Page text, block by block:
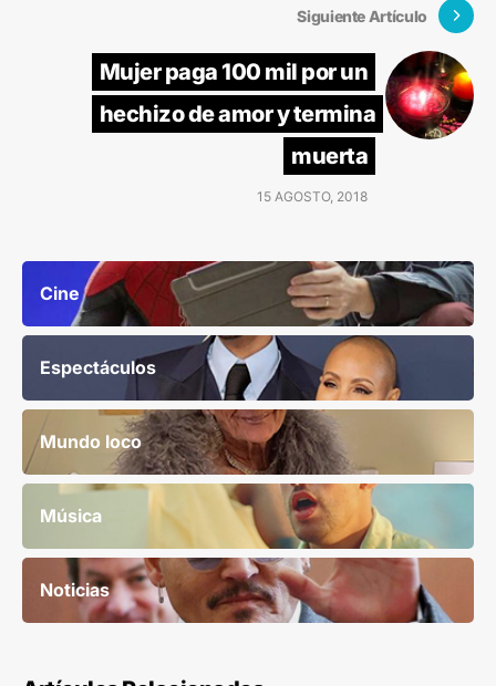
Siguiente Artículo
Mujer paga 100 mil por un
hechizo de amor y termina
muerta
15 AGOSTO, 2018
Cine
Espectáculos
Mundo loco
Música
Noticias